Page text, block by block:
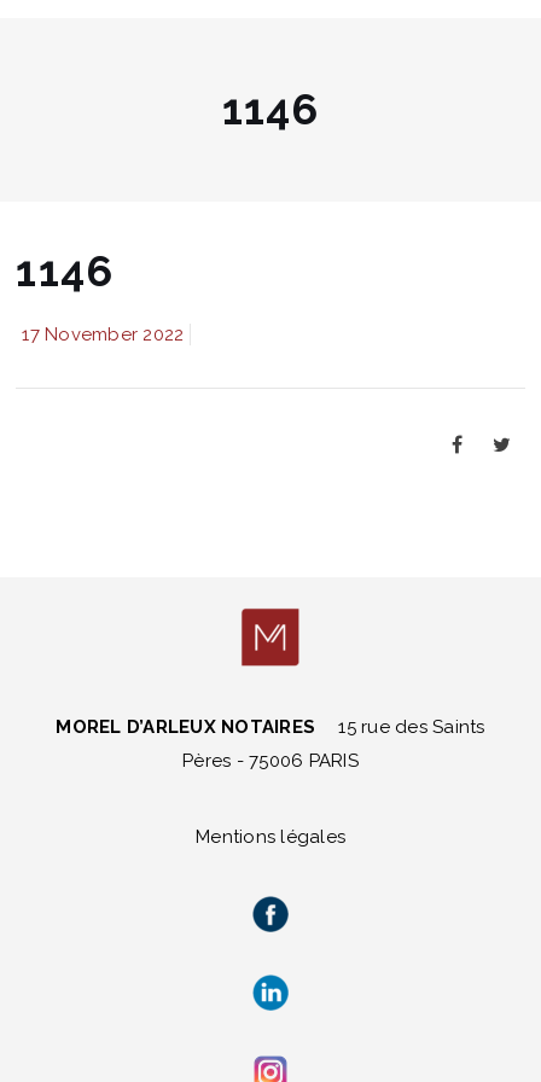
1146
1146
17 November 2022
MOREL D’ARLEUX NOTAIRES
15 rue des Saints
Pères - 75006 PARIS
Mentions légales